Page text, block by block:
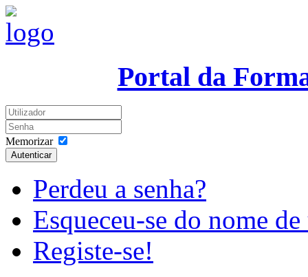
Portal da
Memorizar
Autenticar
Perdeu a senha?
Esqueceu-se do nome
Registe-se!